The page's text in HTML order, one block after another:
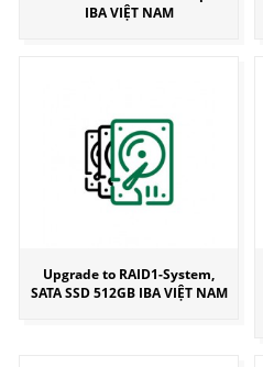
IBA VIỆT NAM
Upgrade to RAID1-System,
SATA SSD 512GB IBA VIỆT NAM